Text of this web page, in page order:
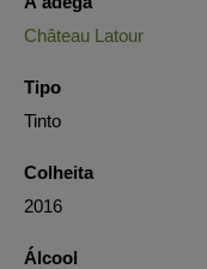
Château Latour
Tipo
Tinto
Colheita
2016
Álcool